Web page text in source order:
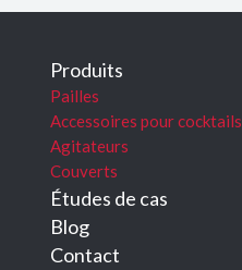
Produits
Pailles
Accessoires pour cocktails
Agitateurs
Couverts
Études de cas
Blog
Contact